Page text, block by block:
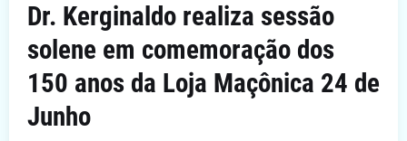
Dr. Kerginaldo realiza sessão
solene em comemoração dos
150 anos da Loja Maçônica 24 de
Junho